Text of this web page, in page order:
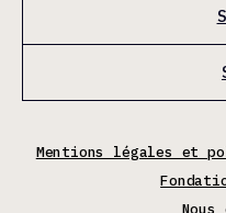
Mentions légales et